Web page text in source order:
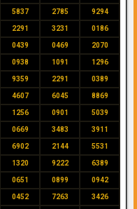
5837 2785 9294
2291 3231 0186
0439 0469 2070
0938 1091 1296
9359 2291 0389
4607 6045 8869
1256 0901 5039
0669 3483 3911
6902 2144 5531
1320 9222 6389
0651 0899 0942
0452 7263 3426